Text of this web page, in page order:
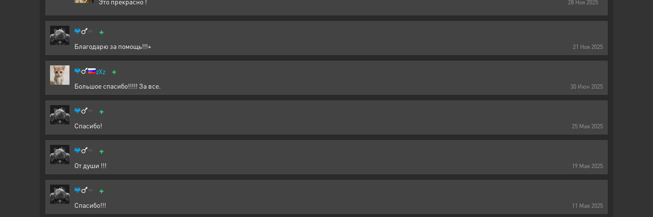
28 Ноя 2025
21 Ноя 2025
+
Благодарю за помощь!!!+
30 Июн 2025
zXz +
Большое спасибо!!!!! За все.
25 Мая 2025
+
Спасибо!
19 Мая 2025
+
От души !!!
11 Мая 2025
+
Спасибо!!!